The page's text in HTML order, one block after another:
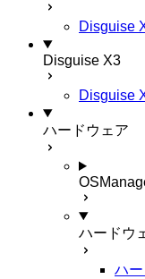
Disguise
Disguise X3
Disguise
ハードウェア
ハードウ
ハ